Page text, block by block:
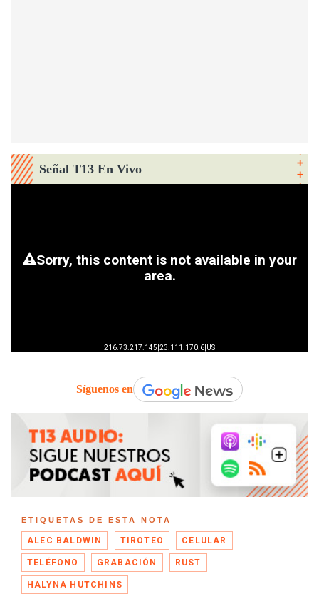
Señal T13 En Vivo
Síguenos en
ETIQUETAS DE ESTA NOTA
ALEC BALDWIN TIROTEO CELULAR
TELÉFONO GRABACIÓN RUST
HALYNA HUTCHINS